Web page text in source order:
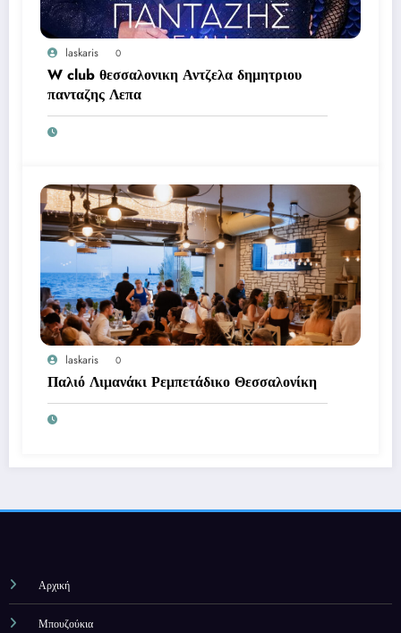
laskaris 0
W club θεσσαλονικη Αντζελα δημητριου
πανταζης Λεπα
laskaris 0
Παλιό Λιμανάκι Ρεμπετάδικο Θεσσαλονίκη
Αρχική
Μπουζούκια